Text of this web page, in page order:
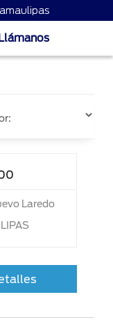
Laredo